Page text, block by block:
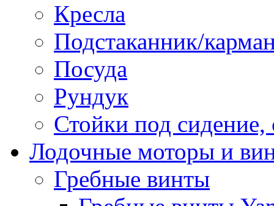
Кресла
Подстаканник/
Посуда
Рундук
Стойки под
Лодочные моторы и
Гребные винты